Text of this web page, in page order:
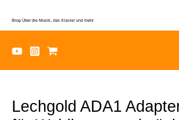
Blog Über die Musik, das Klavier und mehr
Lechgold ADA1